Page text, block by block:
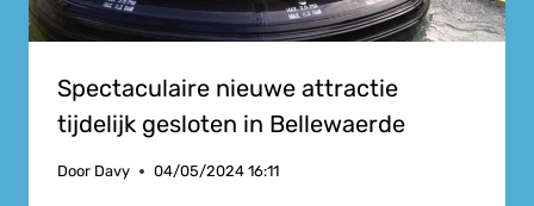
Spectaculaire nieuwe attractie
tijdelijk gesloten in Bellewaerde
Door Davy 04/05/2024 16:11